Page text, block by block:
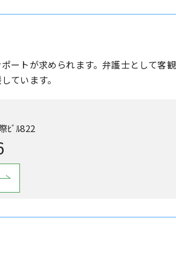
ートが求められます。弁護士として客
ています。
ﾋﾞﾙ822